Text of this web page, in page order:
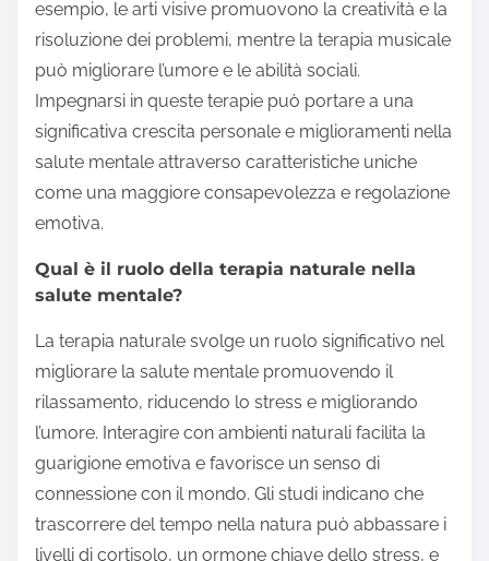
esempio, le arti visive promuovono la creatività e la
risoluzione dei problemi, mentre la terapia musicale
può migliorare l’umore e le abilità sociali.
Impegnarsi in queste terapie può portare a una
significativa crescita personale e miglioramenti nella
salute mentale attraverso caratteristiche uniche
come una maggiore consapevolezza e regolazione
emotiva.
Qual è il ruolo della terapia naturale nella
salute mentale?
La terapia naturale svolge un ruolo significativo nel
migliorare la salute mentale promuovendo il
rilassamento, riducendo lo stress e migliorando
l’umore. Interagire con ambienti naturali facilita la
guarigione emotiva e favorisce un senso di
connessione con il mondo. Gli studi indicano che
trascorrere del tempo nella natura può abbassare i
livelli di cortisolo, un ormone chiave dello stress, e